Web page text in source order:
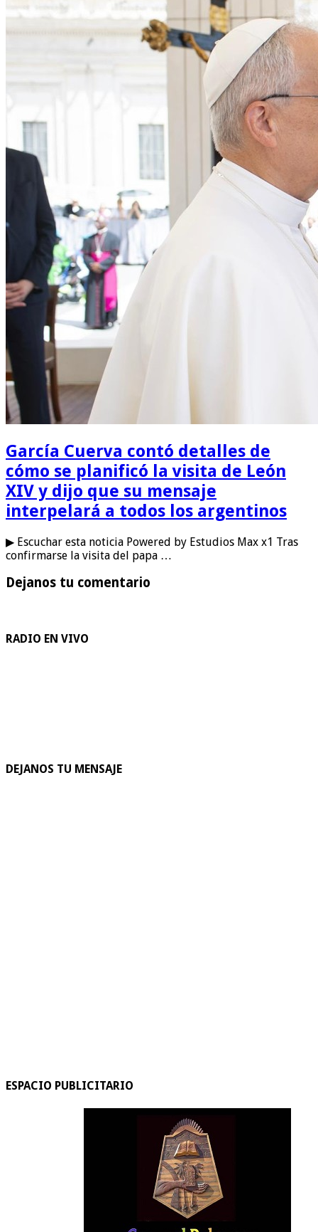
García Cuerva contó detalles de
cómo se planificó la visita de León
XIV y dijo que su mensaje
interpelará a todos los argentinos
▶ Escuchar esta noticia Powered by Estudios Max x1 Tras
confirmarse la visita del papa …
Dejanos tu comentario
RADIO EN VIVO
DEJANOS TU MENSAJE
ESPACIO PUBLICITARIO